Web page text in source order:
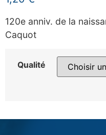
120e anniv. de la
Caquot
Qualité